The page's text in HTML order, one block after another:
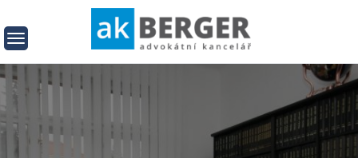
Berger